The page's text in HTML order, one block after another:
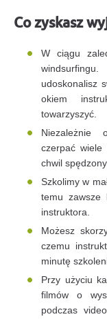
Co zyskasz
W ciągu
udoskonalisz
okiem
towarzyszyć.
Niezależnie
czerpać wiele
chwil
Szkolimy w
temu zawsze
instruktora.
Możesz
czemu
minutę
Przy użyciu
filmów o
podczas